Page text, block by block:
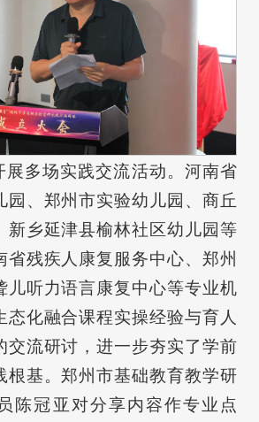
展多场实践交流活动。河南省
园、郑州市实验幼儿园、商丘
新乡延津县榆林社区幼儿园等
省残疾人康复服务中心、郑州
儿听力语言康复中心等专业机
态化融合课程实操经验与育人
交流研讨，进一步夯实了学前
根基。郑州市基础教育教学研
陈冠亚对分享内容作专业点